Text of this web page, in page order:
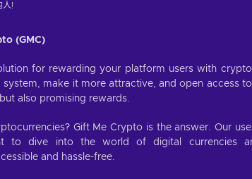
人!
(GMC)
for rewarding your platform users with
make it more attractive, and open access
also promising rewards.
Gift Me Crypto is the answer. Our
to dive into the world of digital currencies
and hassle-free.